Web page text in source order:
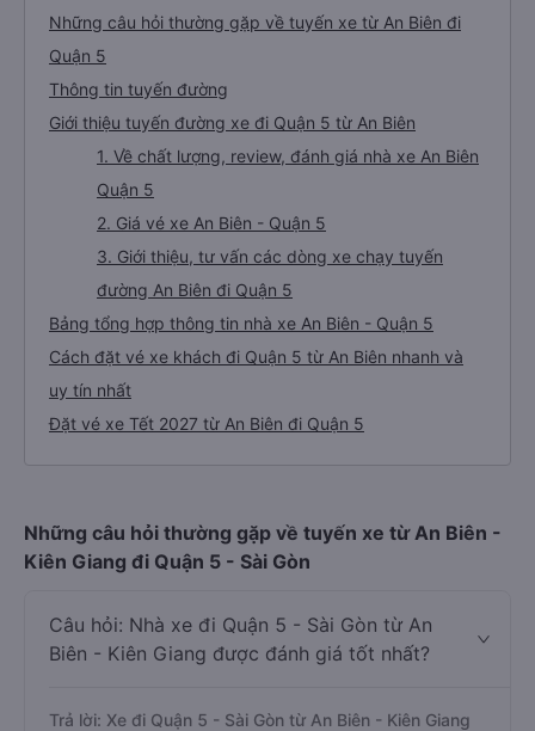
Những câu hỏi thường gặp về tuyến xe từ An Biên đi
Quận 5
Thông tin tuyến đường
Giới thiệu tuyến đường xe đi Quận 5 từ An Biên
1. Về chất lượng, review, đánh giá nhà xe An Biên
Quận 5
2. Giá vé xe An Biên - Quận 5
3. Giới thiệu, tư vấn các dòng xe chạy tuyến
đường An Biên đi Quận 5
Bảng tổng hợp thông tin nhà xe An Biên - Quận 5
Cách đặt vé xe khách đi Quận 5 từ An Biên nhanh và
uy tín nhất
Đặt vé xe Tết 2027 từ An Biên đi Quận 5
Những câu hỏi thường gặp về tuyến xe từ An Biên -
Kiên Giang đi Quận 5 - Sài Gòn
Câu hỏi: Nhà xe đi Quận 5 - Sài Gòn từ An
Biên - Kiên Giang được đánh giá tốt nhất?
Trả lời: Xe đi Quận 5 - Sài Gòn từ An Biên - Kiên Giang